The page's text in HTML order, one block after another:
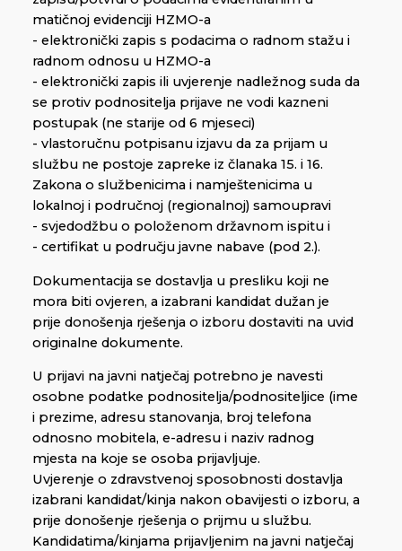
matičnoj evidenciji HZMO-a
- elektronički zapis s podacima o radnom stažu i
radnom odnosu u HZMO-a
- elektronički zapis ili uvjerenje nadležnog suda da
se protiv podnositelja prijave ne vodi kazneni
postupak (ne starije od 6 mjeseci)
- vlastoručnu potpisanu izjavu da za prijam u
službu ne postoje zapreke iz članaka 15. i 16.
Zakona o službenicima i namještenicima u
lokalnoj i područnoj (regionalnoj) samoupravi
- svjedodžbu o položenom državnom ispitu i
- certifikat u području javne nabave (pod 2.).
Dokumentacija se dostavlja u presliku koji ne
mora biti ovjeren, a izabrani kandidat dužan je
prije donošenja rješenja o izboru dostaviti na uvid
originalne dokumente.
U prijavi na javni natječaj potrebno je navesti
osobne podatke podnositelja/podnositeljice (ime
i prezime, adresu stanovanja, broj telefona
odnosno mobitela, e-adresu i naziv radnog
mjesta na koje se osoba prijavljuje.
Uvjerenje o zdravstvenoj sposobnosti dostavlja
izabrani kandidat/kinja nakon obavijesti o izboru, a
prije donošenje rješenja o prijmu u službu.
Kandidatima/kinjama prijavljenim na javni natječaj